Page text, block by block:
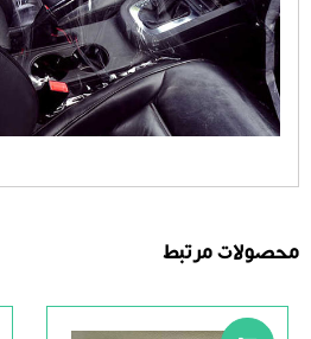
محصولات مرتبط